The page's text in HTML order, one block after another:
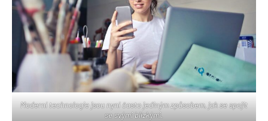
Moderní technologie jsou nyní často jediným způsobem, jak se spojit
se svými blízkými.